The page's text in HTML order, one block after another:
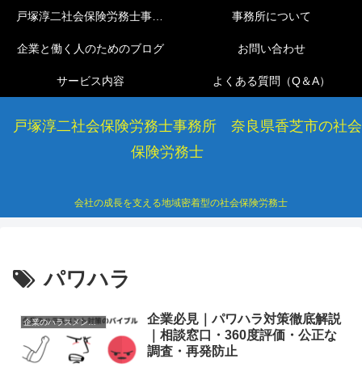
戸塚淳二社会保険労務士事務所 奈良県香芝市の社会
保険労務士
会社の成長を支える地域密着型の社会保険労務士
戸塚淳二社会保険労務士事務所 事務所について
企業と働く人のためのブログ お問い合わせ
サービス内容 よくある質問（Q＆A）
パワハラ
企業のハラスメント防止
企業必見｜パワハラ対策徹底解説
｜相談窓口・360度評価・公正な
調査・再発防止